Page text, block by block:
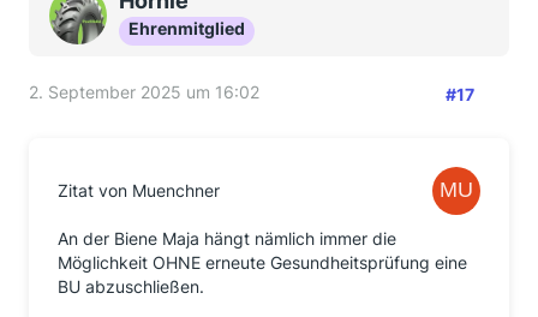
Ehrenmitglied
2. September 2025 um 16:02 #17
Zitat von Muenchner
An der Biene Maja hängt nämlich immer die
Möglichkeit OHNE erneute Gesundheitsprüfung eine
BU abzuschließen.